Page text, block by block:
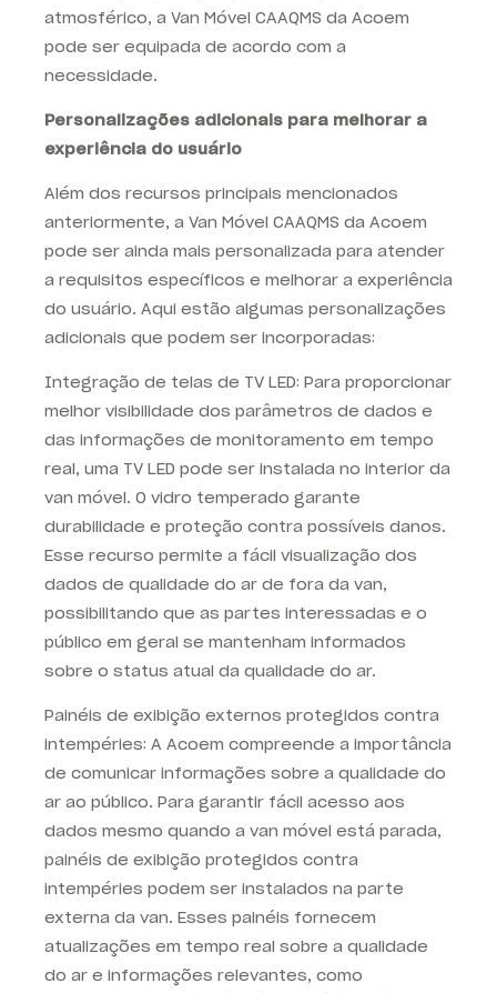
atmosférico, a Van Móvel CAAQMS da Acoem
pode ser equipada de acordo com a
necessidade.
Personalizações adicionais para melhorar a
experiência do usuário
Além dos recursos principais mencionados
anteriormente, a Van Móvel CAAQMS da Acoem
pode ser ainda mais personalizada para atender
a requisitos específicos e melhorar a experiência
do usuário. Aqui estão algumas personalizações
adicionais que podem ser incorporadas:
Integração de telas de TV LED: Para proporcionar
melhor visibilidade dos parâmetros de dados e
das informações de monitoramento em tempo
real, uma TV LED pode ser instalada no interior da
van móvel. O vidro temperado garante
durabilidade e proteção contra possíveis danos.
Esse recurso permite a fácil visualização dos
dados de qualidade do ar de fora da van,
possibilitando que as partes interessadas e o
público em geral se mantenham informados
sobre o status atual da qualidade do ar.
Painéis de exibição externos protegidos contra
intempéries: A Acoem compreende a importância
de comunicar informações sobre a qualidade do
ar ao público. Para garantir fácil acesso aos
dados mesmo quando a van móvel está parada,
painéis de exibição protegidos contra
intempéries podem ser instalados na parte
externa da van. Esses painéis fornecem
atualizações em tempo real sobre a qualidade
do ar e informações relevantes, como